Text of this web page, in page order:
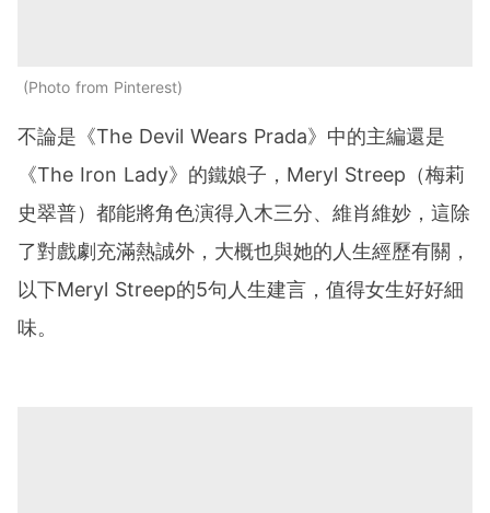
Photo from Pinterest
不論是《The Devil Wears Prada》中的主編還是
《The Iron Lady》的鐵娘子，Meryl Streep（梅莉
史翠普）都能將角色演得入木三分、維肖維妙，這除
了對戲劇充滿熱誠外，大概也與她的人生經歷有關，
以下Meryl Streep的5句人生建言，值得女生好好細
味。